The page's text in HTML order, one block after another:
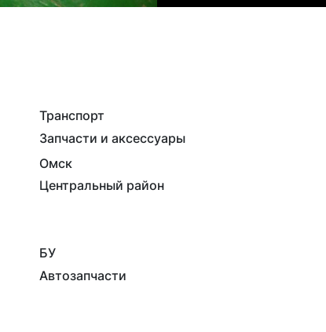
Транспорт
Запчасти и аксессуары
Омск
Центральный район
БУ
Автозапчасти